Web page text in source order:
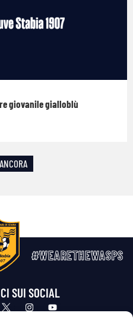
giovanile gialloblù
#WEARETHEWASPS
SUI SOCIAL